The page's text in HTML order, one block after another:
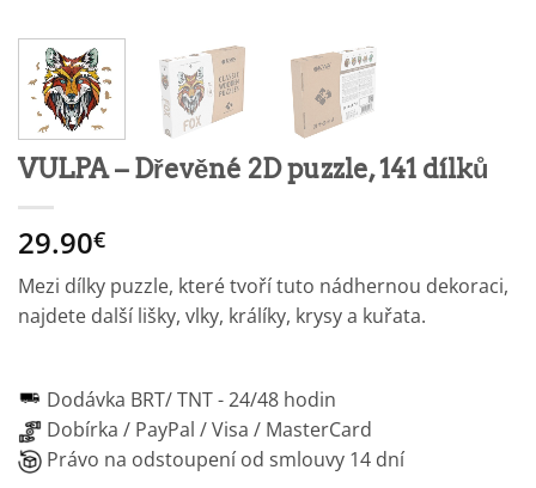
VULPA – Dřevěné 2D puzzle, 141 dílků
29.90€
Mezi dílky puzzle, které tvoří tuto nádhernou dekoraci,
najdete další lišky, vlky, králíky, krysy a kuřata.
Dodávka BRT/ TNT -24/48 hodin
Dobírka / PayPal / Visa / MasterCard
Právo na odstoupení od smlouvy 14 dní